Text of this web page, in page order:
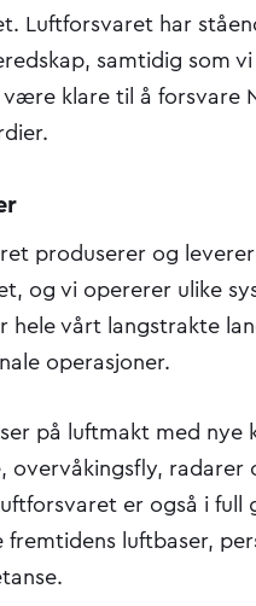
Luftforsvaret har
samtidig som
være klare til å forsvare
produserer og
og vi opererer ulike
hele vårt langstrakte
operasjoner.
på luftmakt med nye
overvåkingsfly, radarer
er også i full
fremtidens luftbaser,